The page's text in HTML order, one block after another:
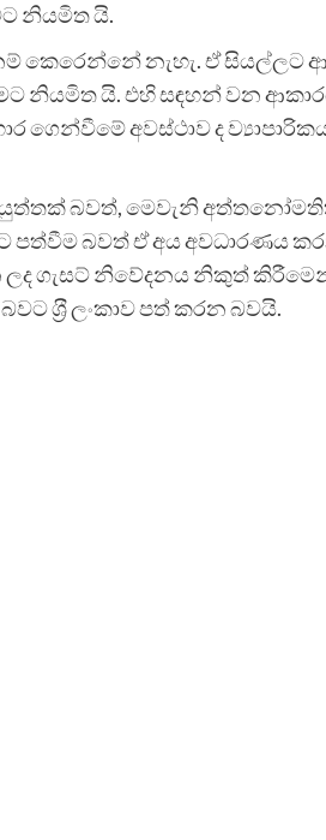
නියමිත යි.
කෙරෙන්නේ නැහැ. ඒ සියල්ලට
නියමිත යි. එහි සඳහන් වන
ගෙන්වීමේ අවස්ථාව ද
යුත්තක් බවත්, මෙවැනි
බවත් ඒ අය අවධාරණය
ගැසට් නිවේදනය නිකුත්
ශ‍්‍රී ලංකාව පත් කරන බවයි.